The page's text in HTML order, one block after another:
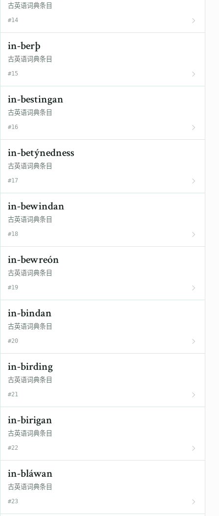
古英语词典条目
#14
in-berþ
古英语词典条目
#15
in-bestingan
古英语词典条目
#16
in-betýnedness
古英语词典条目
#17
in-bewindan
古英语词典条目
#18
in-bewreón
古英语词典条目
#19
in-bindan
古英语词典条目
#20
in-birding
古英语词典条目
#21
in-birigan
古英语词典条目
#22
in-bláwan
古英语词典条目
#23